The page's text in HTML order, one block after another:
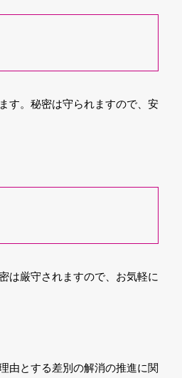
す。秘密は守られますので、安
は厳守されますので、お気軽に
由とする差別の解消の推進に関